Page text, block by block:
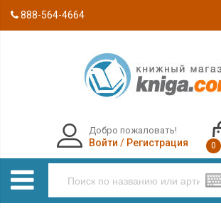
888-564-4664
Добро пожаловать!
Войти / Регистрация 0